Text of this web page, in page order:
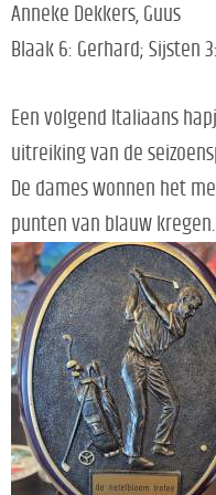
Anneke Dekkers, Guus
Blaak 6: Gerhard; Sijsten
Een volgend Italiaans
uitreiking van de
De dames wonnen het
punten van blauw kregen.